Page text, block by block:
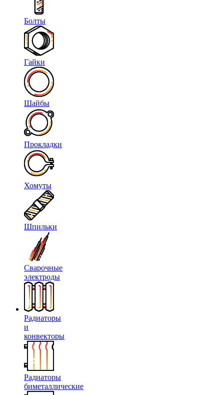
Болты
Гайки
Шайбы
Прокладки
Хомуты
Шпильки
Сварочные
электроды
Радиаторы
и
конвекторы
Радиаторы
биметаллические